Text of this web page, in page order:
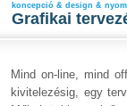
koncepció & design &
Grafikai
Mind on-line, mind
kivitelezésig, egy